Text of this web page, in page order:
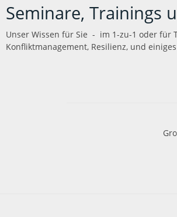
Seminare, Trainings
Unser Wissen für Sie - im 1-zu-1 oder für
Konfliktmanagement, Resilienz, und